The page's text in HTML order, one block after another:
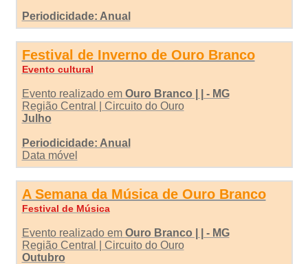
Periodicidade: Anual
Festival de Inverno de Ouro Branco
Evento cultural
Evento realizado em Ouro Branco | | - MG
Região Central | Circuito do Ouro
Julho
Periodicidade: Anual
Data móvel
A Semana da Música de Ouro Branco
Festival de Música
Evento realizado em Ouro Branco | | - MG
Região Central | Circuito do Ouro
Outubro